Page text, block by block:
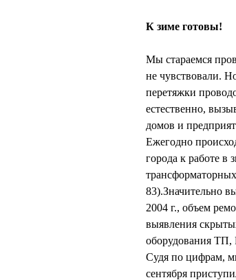
К зиме готовы!
Мы стараемся
не чувствовали.
перетяжки
естественно,
домов и
Ежегодно
города к работе в
83).Значительно
2004 г., объем
выявления
оборудования ТП,
Судя по цифрам,
сентября